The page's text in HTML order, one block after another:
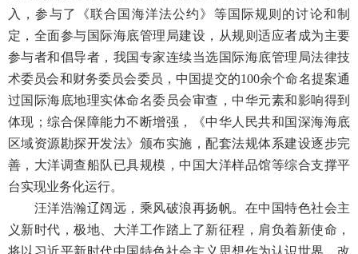
入，参与了《联合国海洋法公约》等国际规则的讨论和制
定，全面参与国际海底管理局建设，从规则适应者成为主要
参与者和倡导者，我国专家连续当选国际海底管理局法律技
术委员会和财务委员会委员，中国提交的100余个命名提案通
过国际海底地理实体命名委员会审查，中华元素和影响得到
体现；综合保障能力不断增强，《中华人民共和国深海海底
区域资源勘探开发法》颁布实施，配套法规体系建设逐步完
善，大洋调查船队已具规模，中国大洋样品馆等综合支撑平
台实现业务化运行。
汪洋浩瀚辽阔远，乘风破浪再扬帆。在中国特色社会主
义新时代，极地、大洋工作踏上了新征程，肩负着新使命，
将以习近平新时代中国特色社会主义思想作为认识世界、改